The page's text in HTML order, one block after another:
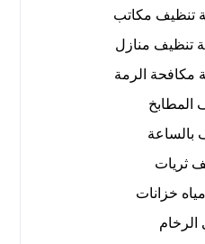
تنظيف مكاتب
تنظيف منازل
مكافحة الرمة
المطابخ
بالساعة
ثريات
خزانات
الرخام